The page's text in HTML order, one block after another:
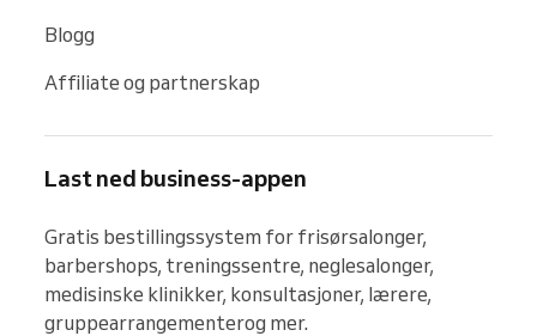
Blogg
Affiliate og partnerskap
Last ned business-appen
Gratis bestillingssystem for frisørsalonger,
barbershops, treningssentre, neglesalonger,
medisinske klinikker, konsultasjoner, lærere,
gruppearrangementerog mer.